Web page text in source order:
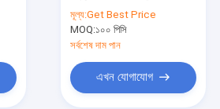
মূল্য:Get Best Price
MOQ:১০০ পিসি
সর্বশেষ দাম পান
এখন যোগাযোগ